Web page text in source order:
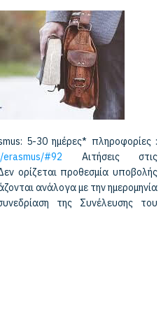
5-30 ημέρες* πληροφορίες :
#92 Αιτήσεις στις
ορίζεται προθεσμία υποβολής
ανάλογα με την ημερομηνία
της Συνέλευσης του